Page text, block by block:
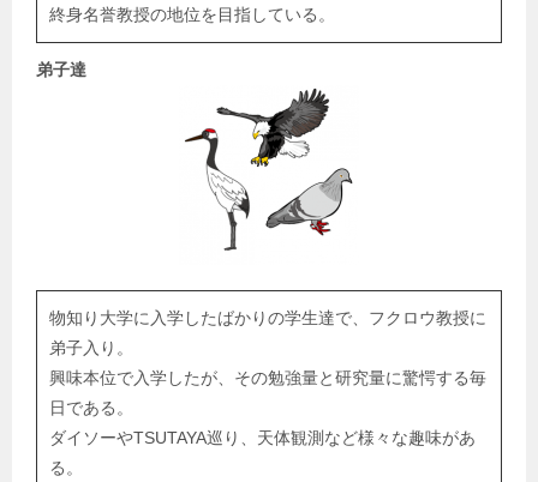
終身名誉教授の地位を目指している。
弟子達
物知り大学に入学したばかりの学生達で、フクロウ教授に
弟子入り。
興味本位で入学したが、その勉強量と研究量に驚愕する毎
日である。
ダイソーやTSUTAYA巡り、天体観測など様々な趣味があ
る。